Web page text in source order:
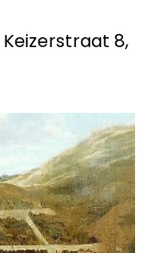
Keizerstraat 8,